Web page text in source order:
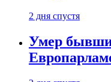
2 дня спустя
Умер